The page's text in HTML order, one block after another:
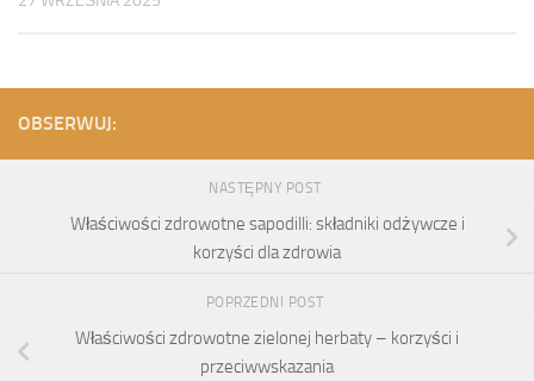
OBSERWUJ:
NASTĘPNY POST
Właściwości zdrowotne sapodilli: składniki odżywcze i
korzyści dla zdrowia
POPRZEDNI POST
Właściwości zdrowotne zielonej herbaty – korzyści i
przeciwwskazania